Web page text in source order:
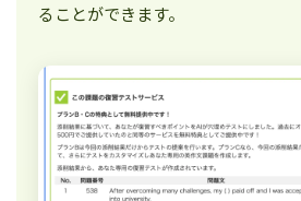
ることができます。